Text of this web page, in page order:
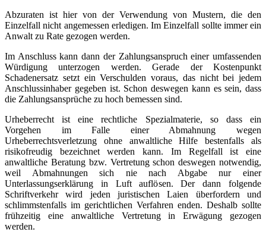
Abzuraten ist hier von der Verwendung von Mustern, die den
Einzelfall nicht angemessen erledigen. Im Einzelfall sollte immer ein
Anwalt zu Rate gezogen werden.
Im Anschluss kann dann der Zahlungsanspruch einer umfassenden
Würdigung unterzogen werden. Gerade der Kostenpunkt
Schadenersatz setzt ein Verschulden voraus, das nicht bei jedem
Anschlussinhaber gegeben ist. Schon deswegen kann es sein, dass
die Zahlungsansprüche zu hoch bemessen sind.
Urheberrecht ist eine rechtliche Spezialmaterie, so dass ein
Vorgehen im Falle einer Abmahnung wegen
Urheberrechtsverletzung ohne anwaltliche Hilfe bestenfalls als
risikofreudig bezeichnet werden kann. Im Regelfall ist eine
anwaltliche Beratung bzw. Vertretung schon deswegen notwendig,
weil Abmahnungen sich nie nach Abgabe nur einer
Unterlassungserklärung in Luft auflösen. Der dann folgende
Schriftverkehr wird jeden juristischen Laien überfordern und
schlimmstenfalls im gerichtlichen Verfahren enden. Deshalb sollte
frühzeitig eine anwaltliche Vertretung in Erwägung gezogen
werden.